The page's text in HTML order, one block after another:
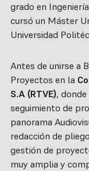
grado en
cursó un Máster
Universidad
Antes de unirse a
Proyectos en la
S.A (RTVE),
seguimiento de
panorama
redacción de
gestión de
muy amplia y